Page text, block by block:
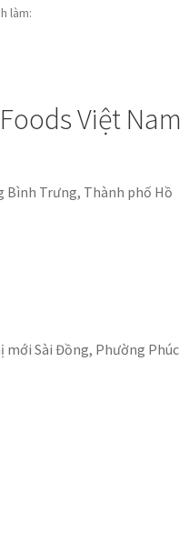
làm:
Việt Nam
Bình Trưng, Thành phố Hồ
mới Sài Đồng, Phường Phúc